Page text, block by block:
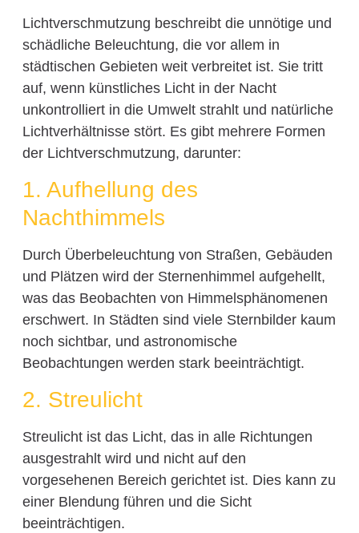
Lichtverschmutzung beschreibt die unnötige und
schädliche Beleuchtung, die vor allem in
städtischen Gebieten weit verbreitet ist. Sie tritt
auf, wenn künstliches Licht in der Nacht
unkontrolliert in die Umwelt strahlt und natürliche
Lichtverhältnisse stört. Es gibt mehrere Formen
der Lichtverschmutzung, darunter:
1. Aufhellung des
Nachthimmels
Durch Überbeleuchtung von Straßen, Gebäuden
und Plätzen wird der Sternenhimmel aufgehellt,
was das Beobachten von Himmelsphänomenen
erschwert. In Städten sind viele Sternbilder kaum
noch sichtbar, und astronomische
Beobachtungen werden stark beeinträchtigt.
2. Streulicht
Streulicht ist das Licht, das in alle Richtungen
ausgestrahlt wird und nicht auf den
vorgesehenen Bereich gerichtet ist. Dies kann zu
einer Blendung führen und die Sicht
beeinträchtigen.